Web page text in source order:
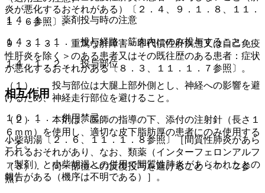
１４．１． 薬剤投与時の注意
１４．１．１． 投与経路：筋肉内にのみ投与すること。
１４．１．２． 投与部位
（１）． 投与部位は大腿上部外側とし、神経への影響を避
けるため、神経走行部位を避けること。
（２）． 本剤は、医師の指導の下、添付の注射針（長さ１
６ｍｍ）を使用し、適切な皮下脂肪厚の患者にのみ使用する
こと。
（３）． 同一部位への反復投与を避けること〔７．２参
照〕。
炎が悪化するおそれがある）〔２．４、９．１．８、１１．
１．６参照〕。
９．３．３． 重篤な肝障害＜非代償性肝疾患又は自己免疫
性肝炎を除く＞のある患者又はその既往歴のある患者：症状
が悪化するおそれがある〔８．３、１１．１．７参照〕。
相互作用
１０．１． 併用禁忌：
小柴胡湯〔２．６、１１．１．８参照〕［間質性肺炎があら
われるおそれがあり、なお、類薬（インターフェロンアルフ
ァ製剤）と小柴胡湯との併用で間質性肺炎があらわれたとの
報告がある（機序は不明である）］。